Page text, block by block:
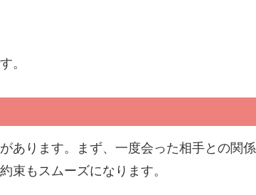
。
あります。まず、一度会った相手との関係
束もスムーズになります。